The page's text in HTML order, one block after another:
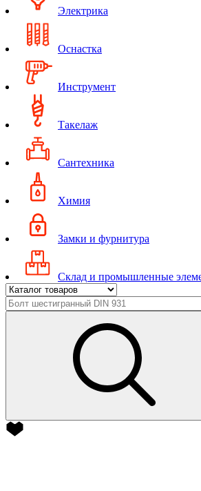
Электрика
Оснастка
Инструмент
Такелаж
Сантехника
Химия
Замки и фурнитура
Склад и промышленные